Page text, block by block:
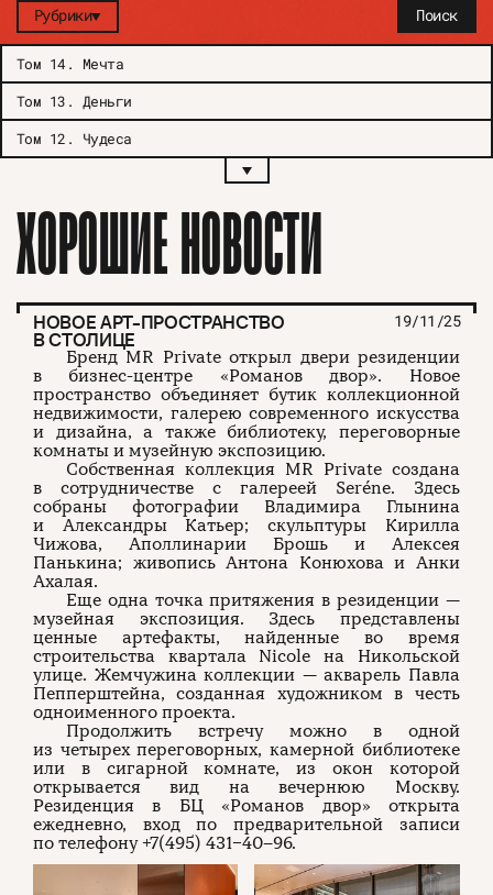
Поиск
Рубрики
Том 14.
Мечта
Том 13 . Деньги
Том 12 . Чудеса
ХОРОШИЕ НОВОСТИ
НОВОЕ АРТ-ПРОСТРАНСТВО
В СТОЛИЦЕ
19/11/25
Бренд MR Private открыл двери резиденции
в бизнес-центре «Романов двор». Новое
пространство объединяет бутик коллекционной
недвижимости, галерею современного искусства
и дизайна, а также библиотеку, переговорные
комнаты и музейную экспозицию.
Собственная коллекция MR Private создана
в сотрудничестве с галереей Seréne. Здесь
собраны фотографии Владимира Глынина
и Александры Катьер; скульптуры Кирилла
Чижова, Аполлинарии Брошь и Алексея
Панькина; живопись Антона Конюхова и Анки
Ахалая.
Еще одна точка притяжения в резиденции —
музейная экспозиция. Здесь представлены
ценные артефакты, найденные во время
строительства квартала Nicole на Никольской
улице. Жемчужина коллекции — акварель Павла
Пепперштейна, созданная художником в честь
одноименного проекта.
Продолжить встречу можно в одной
из четырех переговорных, камерной библиотеке
или в сигарной комнате, из окон которой
открывается вид на вечернюю Москву.
Резиденция в БЦ «Романов двор» открыта
ежедневно, вход по предварительной записи
по телефону +7(495) 431−40–96.